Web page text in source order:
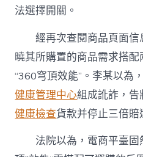
法選擇開關。
經再次查閱商品頁面
曉其所購置的商品需求搭
“360穹頂效能”。李某以為
健康管理中心組成訛詐，
健康檢查貨款并停止三倍賠
法院以為，電商平臺